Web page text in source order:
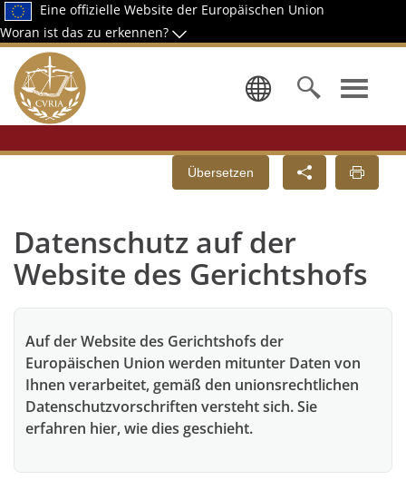
Eine offizielle Website der Europäischen Union
Woran ist das zu erkennen?
Wählen
Übersetzen
Datenschutz auf der
Website des Gerichtshofs
Auf der Website des Gerichtshofs der
Europäischen Union werden mitunter Daten von
Ihnen verarbeitet, gemäß den unionsrechtlichen
Datenschutzvorschriften versteht sich. Sie
erfahren hier, wie dies geschieht.